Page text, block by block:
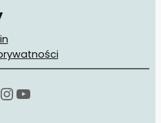
Instagram
YouTube